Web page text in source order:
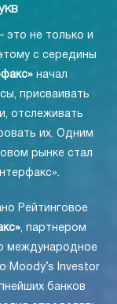
это не только и
с середины
начал
присваивать
отслеживать
их. Одним
рынке стал
Рейтинговое
, партнером
международное
Moody’s Investor
банков